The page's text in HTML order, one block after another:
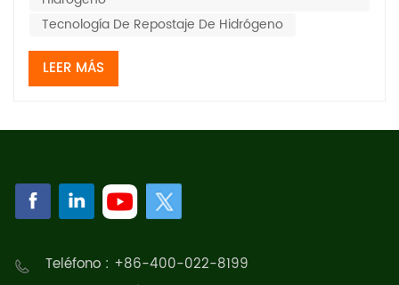
Tecnología De Repostaje De Hidrógeno
LEER MÁS
Teléfono : +86-400-022-8199